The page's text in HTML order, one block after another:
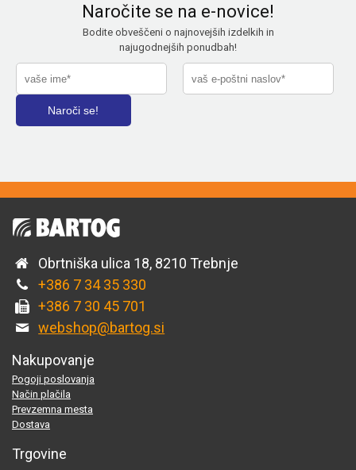
Naročite se na e-novice!
Bodite obveščeni o najnovejših izdelkih in
najugodnejših ponudbah!
Obrtniška ulica 18, 8210 Trebnje
+386 7 34 35 330
+386 7 30 45 701
webshop@bartog.si
Nakupovanje
Pogoji poslovanja
Način plačila
Prevzemna mesta
Dostava
Trgovine